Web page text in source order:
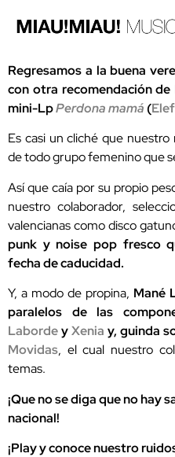
Regresamos a la buena
con otra recomendación de
mini-LpPerdona mamá (
Es casi un cliché que
de todo grupo femenino que
Así que caía por su propio
nuestro colaborador,
valencianas como disco
punk y noise pop fresco
fecha de caducidad.
Y, a modo de propina, Mané
paralelos de las
LabordeyXenia y, guinda
Movidas, el cual nuestro
temas.
¡Que no se diga que no hay
nacional!
¡Play y conoce nuestro